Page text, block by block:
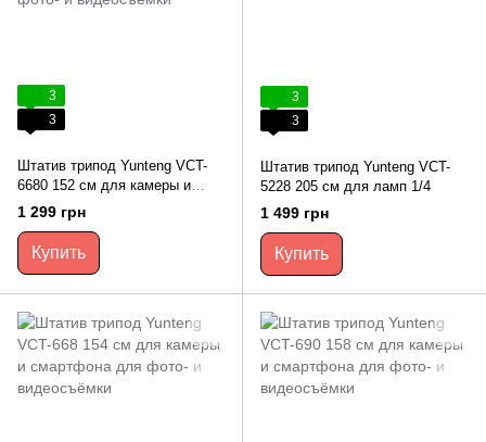
3
3
Штатив трипод Yunteng VCT-
6680 152 см для камеры и
смартфона для фото- и
видеосъёмки
1 299 грн
Купить
3
3
Штатив трипод Yunteng VCT-
5228 205 см для ламп 1/4
1 499 грн
Купить